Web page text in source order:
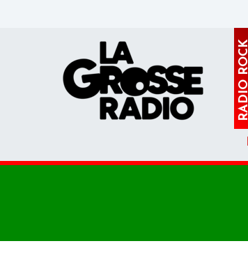
RADIO
ROCK